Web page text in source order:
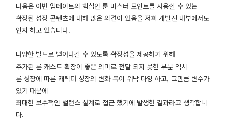
다음은 이번 업데이트의 핵심인 룬 마스터 포인트를 사용할 수 있는
확장된 성장 콘텐츠에 대해 많은 의견이 있음을 저희 개발진 내부에서도
인지 하고 있습니다.
다양한 빌드로 뻗어나갈 수 있도록 확장성을 제공하기 위해
추가된 룬 캐스트 확장이 좋은 의미로 전달 되지 못한 부분 역시
룬 성장에 따른 캐릭터 성장의 변화 폭이 워낙 다양 하고, 그만큼 변수가
있기 때문에
최대한 보수적인 밸런스 설계로 접근 했기에 발생한 결과라고 생각합니
다.